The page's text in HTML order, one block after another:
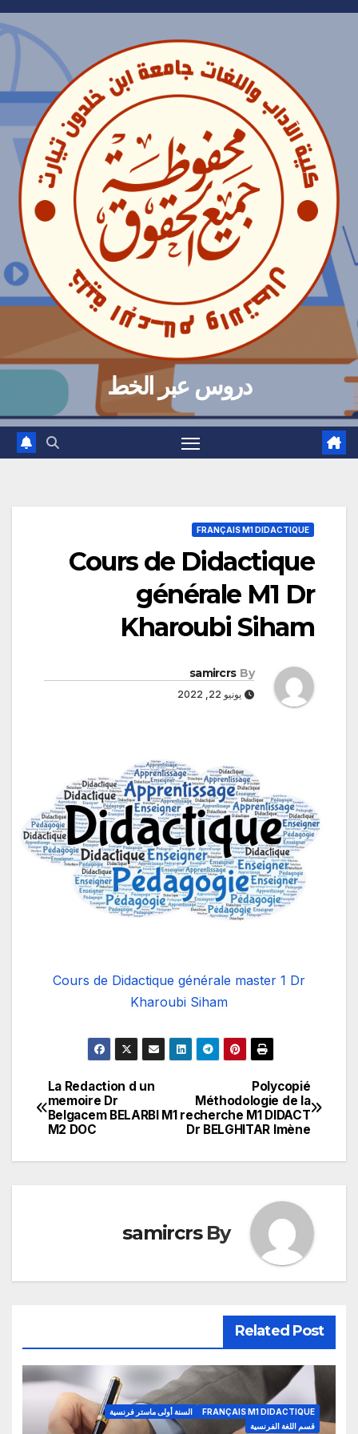
Skip
دروس عبر الخط
FRANÇAIS M1 DIDACTIQUE
Cours de Didactique
générale M1 Dr
Kharoubi Siham
By
samircrs
يونيو 22, 2022
Cours de Didactique générale master 1 Dr
Kharoubi Siham
تصفّح
المقالات
La Redaction d un
memoire Dr
Belgacem BELARBI M1
M2 DOC
Polycopié
Méthodologie de la
recherche M1 DIDACT
Dr BELGHITAR Imène
By
samircrs
Related Post
FRANÇAIS M1 DIDACTIQUE
السنة أولى ماستر فرنسية
قسم اللغة الفرنسية